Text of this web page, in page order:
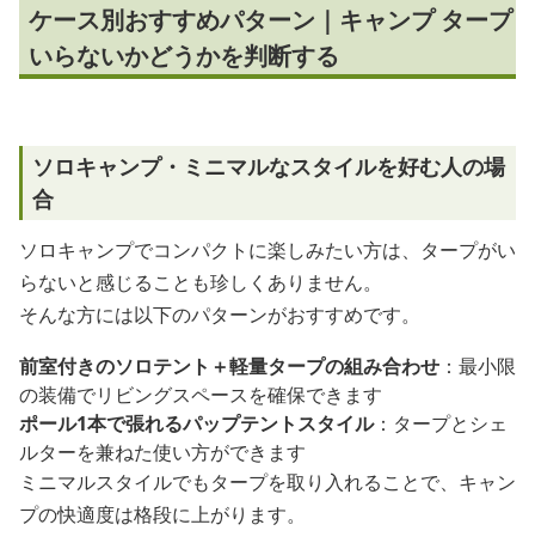
ケース別おすすめパターン｜キャンプ タープ
いらないかどうかを判断する
ソロキャンプ・ミニマルなスタイルを好む人の場
合
ソロキャンプでコンパクトに楽しみたい方は、タープがい
らないと感じることも珍しくありません。
そんな方には以下のパターンがおすすめです。
前室付きのソロテント＋軽量タープの組み合わせ ：最小限
の装備でリビングスペースを確保できます
ポール1本で張れるパップテントスタイル：タープとシェ
ルターを兼ねた使い方ができます
ミニマルスタイルでもタープを取り入れることで、キャン
プの快適度は格段に上がります。